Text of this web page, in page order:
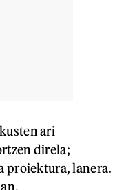
ari
direla;
proiektura, lanera.